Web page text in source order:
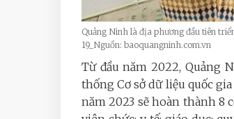
Quảng Ninh là địa phương đầu tiên
19_Nguồn: baoquangninh.com.vn
Từ đầu năm 2022, Quảng
thống Cơ sở dữ liệu quốc
năm 2023 sẽ hoàn thành 8